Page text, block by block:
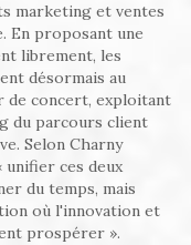
marketing et ventes
En proposant une
librement, les
désormais au
de concert, exploitant
du parcours client
Selon Charny
ces deux
du temps, mais
où l'innovation et
prospérer ».